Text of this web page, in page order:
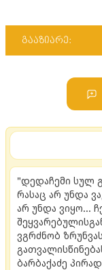
გააზიარე:
"დედაჩემი სულ
რასაც არ უნდა
არ უნდა ვიყო...
ვგრძნობ
ბარბაქაძე